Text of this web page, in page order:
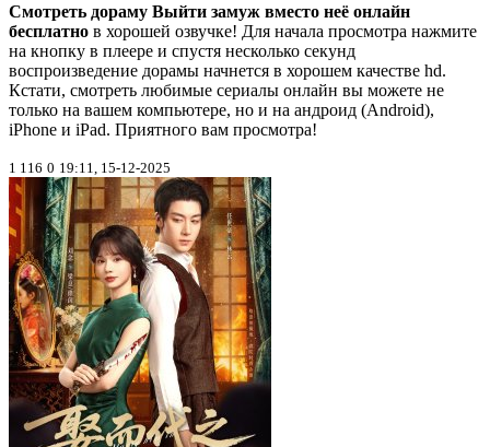
Смотреть дораму Выйти замуж вместо неё онлайн
бесплатно в хорошей озвучке! Для начала просмотра нажмите
на кнопку в плеере и спустя несколько секунд
воспроизведение дорамы начнется в хорошем качестве hd.
Кстати, смотреть любимые сериалы онлайн вы можете не
только на вашем компьютере, но и на андроид (Android),
iPhone и iPad. Приятного вам просмотра!
1 116 0 19:11, 15-12-2025